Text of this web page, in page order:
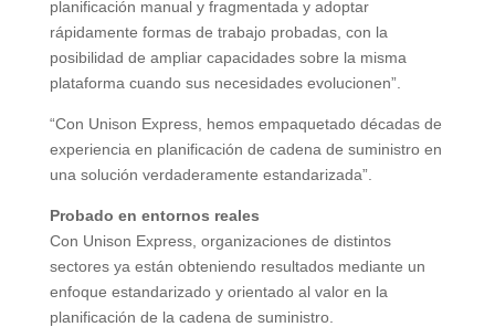
planificación manual y fragmentada y adoptar
rápidamente formas de trabajo probadas, con la
posibilidad de ampliar capacidades sobre la misma
plataforma cuando sus necesidades evolucionen”.
“Con Unison Express, hemos empaquetado décadas de
experiencia en planificación de cadena de suministro en
una solución verdaderamente estandarizada”.
Probado en entornos reales
Con Unison Express, organizaciones de distintos
sectores ya están obteniendo resultados mediante un
enfoque estandarizado y orientado al valor en la
planificación de la cadena de suministro.